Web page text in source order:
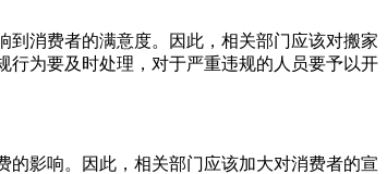
消费者的满意度。因此，相关部门应该对搬家
行为要及时处理，对于严重违规的人员要予以开
影响。因此，相关部门应该加大对消费者的宣